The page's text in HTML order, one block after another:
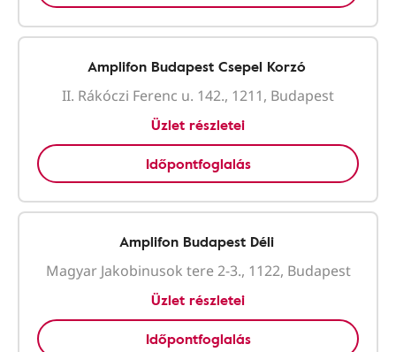
Amplifon Budapest Csepel Korzó
II. Rákóczi Ferenc u. 142., 1211, Budapest
Üzlet részletei
Időpontfoglalás
Amplifon Budapest Déli
Magyar Jakobinusok tere 2-3., 1122, Budapest
Üzlet részletei
Időpontfoglalás